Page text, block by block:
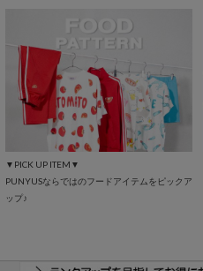
▼PICK UP ITEM▼
PUNYUSならではのフードアイテムをピックア
ップ♪